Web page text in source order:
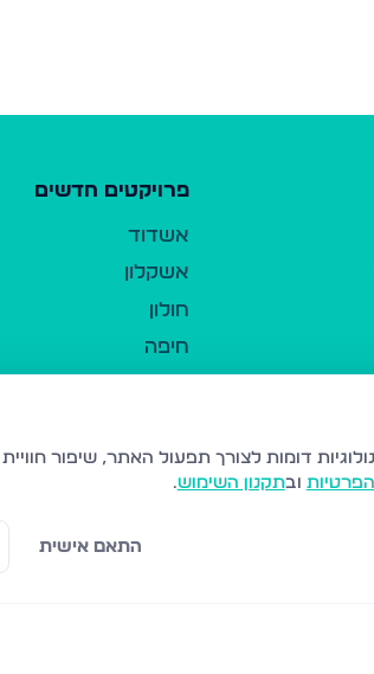
פרויקטים חדשים
אשדוד
אשקלון
חולון
חיפה
נהריה
עמנואל
הפרטיות ובתקנון השימוש.
התאם אישית